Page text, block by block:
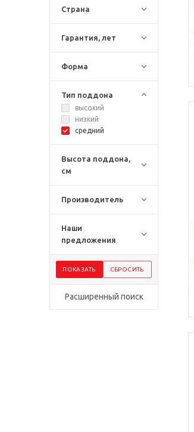
Страна
Гарантия, лет
Форма
Тип поддона
высокий
низкий
средний
Высота поддона,
см
Производитель
Наши
предложения
Расширенный поиск